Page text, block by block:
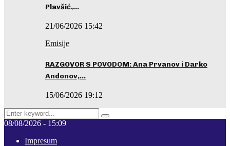
Plavšić,…
21/06/2026 15:42
Emisije
RAZGOVOR S POVODOM: Ana Prvanov i Darko
Andonov,…
15/06/2026 19:12
Search
for:
Pretraga
08/08/2026 - 15:09
Impresum